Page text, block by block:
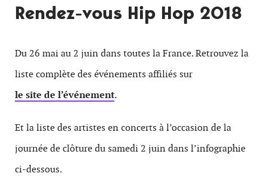
Rendez-vous Hip Hop 2018
Du 26 mai au 2 juin dans toutes la France. Retrouvez la
liste complète des événements affiliés sur
le site de l’événement.
Et la liste des artistes en concerts à l’occasion de la
journée de clôture du samedi 2 juin dans l’infographie
ci-dessous.